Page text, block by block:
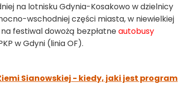
na lotnisku Gdynia-Kosakowo w dzielnicy
wschodniej części miasta, w niewielkiej
festiwal dowożą bezpłatneautobusy
w Gdyni (linia OF).
Sianowskiej - kiedy, jaki jest program